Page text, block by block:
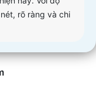
rõ ràng và chi